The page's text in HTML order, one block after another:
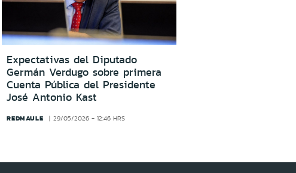
Expectativas del Diputado
Germán Verdugo sobre primera
Cuenta Pública del Presidente
José Antonio Kast
REDMAULE 29/05/2026 - 12:46 HRS